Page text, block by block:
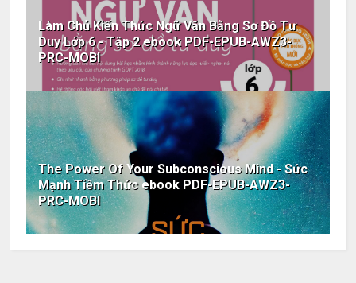
Làm Chủ Kiến Thức Ngữ Văn Bằng Sơ Đồ Tư
Duy Lớp 6 - Tập 2 ebook PDF-EPUB-AWZ3-
PRC-MOBI
The Power Of Your Subconscious Mind - Sức
Mạnh Tiềm Thức ebook PDF-EPUB-AWZ3-
PRC-MOBI